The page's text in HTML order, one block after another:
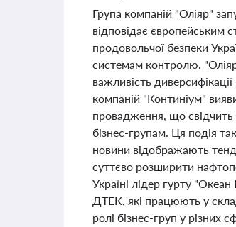
Група компаній "Оліяр"
відповідає європейським
продовольчої безпеки
системам контролю.
важливість
компаній "Континіум"
провадження, що свідчить
бізнес-групам. Ця подія
новини відображають
суттєво розширити
Україні лідер гурту
ДТЕК, які працюють у
ролі бізнес-груп у різних